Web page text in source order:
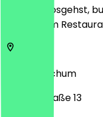
Bevor du losgehst,
zeige ihn im
Bochum
Kortumstraße 13